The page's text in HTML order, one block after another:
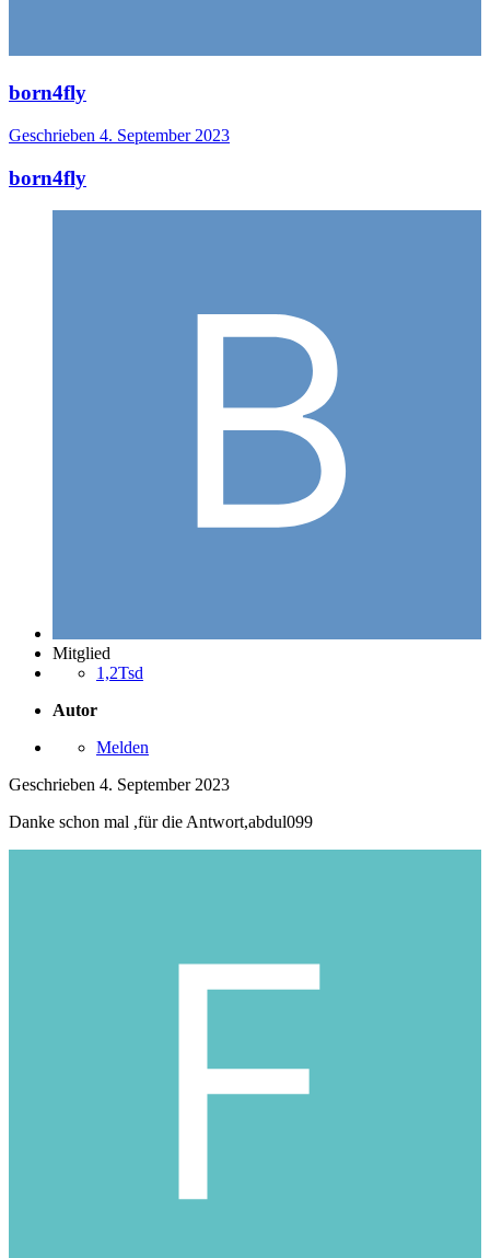
born4fly
Geschrieben 4. September 2023
born4fly
Mitglied
1,2Tsd
Autor
Melden
Geschrieben 4. September 2023
Danke schon mal ,für die Antwort,abdul099